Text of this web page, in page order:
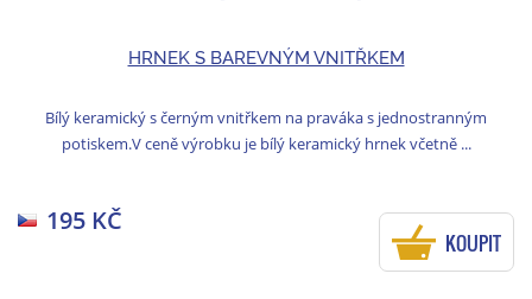
HRNEK S BAREVNÝM VNITŘKEM
Bílý keramický s černým vnitřkem na praváka s jednostranným
potiskem.V ceně výrobku je bílý keramický hrnek včetně ...
195 KČ
KOUPIT